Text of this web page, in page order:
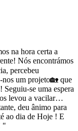
na hora certa a
Nós encontrámos
percebeu
nos um projeto🏡 que
Seguiu-se uma espera
levou a vacilar…
deu ânimo para
ao dia de Hoje ! E
"